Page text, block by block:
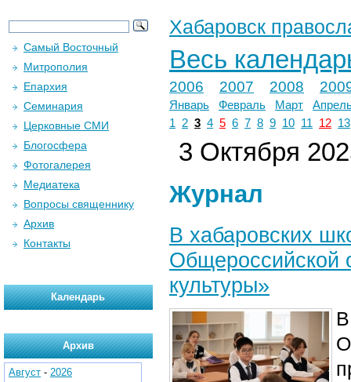
Хабаровск
Весь
2006 2007 2008
Январь Февраль Март
1
2 3 4 5 6 7 8 9 10 11 12 13
3 Октября
Журнал
В хабаровских
Общероссийской
культуры»
Самый Восточный
Митрополия
Епархия
Семинария
Церковные СМИ
Блогосфера
Фотогалерея
Медиатека
Вопросы священнику
Архив
Контакты
Календарь
Архив
Август - 2026